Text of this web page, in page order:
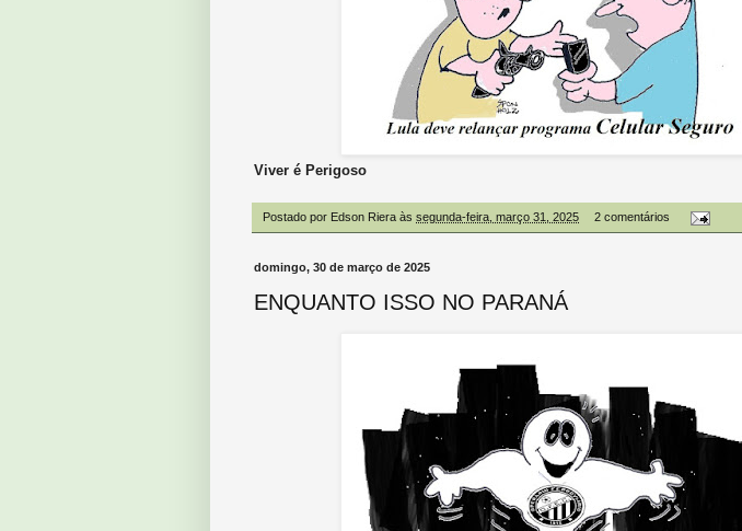
Viver é Perigoso
Postado por Edson Riera às segunda-feira, março 31, 2025 2 comentários
domingo, 30 de março de 2025
ENQUANTO ISSO NO PARANÁ